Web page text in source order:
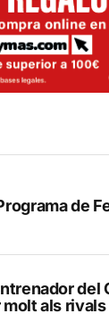
de
del
als rivals